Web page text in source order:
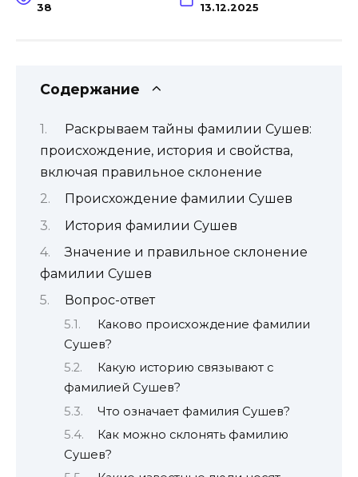
38 13.12.2025
Содержание
Раскрываем тайны фамилии Сушев:
происхождение, история и свойства,
включая правильное склонение
Происхождение фамилии Сушев
История фамилии Сушев
Значение и правильное склонение
фамилии Сушев
Вопрос-ответ
Каково происхождение фамилии
Сушев?
Какую историю связывают с
фамилией Сушев?
Что означает фамилия Сушев?
Как можно склонять фамилию
Сушев?